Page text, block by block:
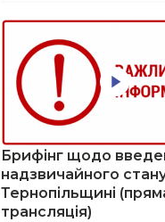
Брифінг щодо
надзвичайного
Тернопільщині
трансляція)